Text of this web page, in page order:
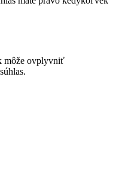
môže ovplyvniť